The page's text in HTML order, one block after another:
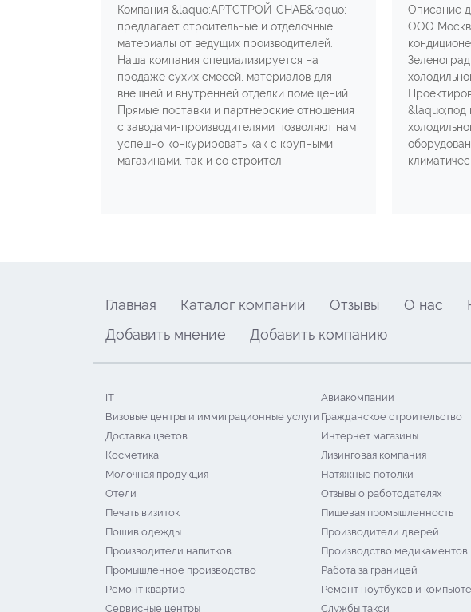
Компания &laquo;АРТСТРОЙ-СНАБ&raquo;
предлагает строительные и отделочные
материалы от ведущих производителей.
Наша компания специализируется на
продаже сухих смесей, материалов для
внешней и внутренней отделки помещений.
Прямые поставки и партнерские отношения
с заводами-производителями позволяют нам
успешно конкурировать как с крупными
магазинами, так и со строител
Описание
ООО
&laquo;под
Главная Каталог компаний Отзывы О нас
Добавить мнение
Добавить компанию
IT Авиакомпании
Визовые центры и иммиграционные услуги Гражданское строительство
Доставка цветов
Интернет магазины
Косметика
Лизинговая компания
Молочная продукция
Натяжные потолки
Отели
Отзывы о работодателях
Печать визиток
Пищевая промышленность
Пошив одежды
Производители дверей
Производители напитков
Производство медикаментов
Промышленное производство
Работа за границей
Ремонт квартир
Ремонт ноутбуков и
Сервисные центры
Службы такси